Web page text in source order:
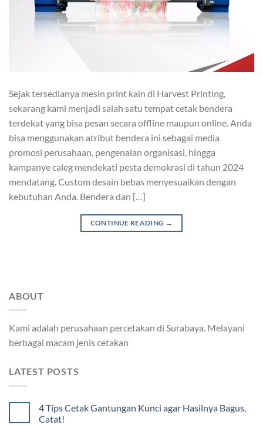
Sejak tersedianya mesin print kain di Harvest Printing,
sekarang kami menjadi salah satu tempat cetak bendera
terdekat yang bisa pesan secara offline maupun online. Anda
bisa menggunakan atribut bendera ini sebagai media
promosi perusahaan, pengenalan organisasi, hingga
kampanye caleg mendekati pesta demokrasi di tahun 2024
mendatang. Custom desain bebas menyesuaikan dengan
kebutuhan Anda. Bendera dan […]
CONTINUE READING →
ABOUT
Kami adalah perusahaan percetakan di Surabaya. Melayani
berbagai macam jenis cetakan
LATEST POSTS
4 Tips Cetak Gantungan Kunci agar Hasilnya Bagus,
Catat!